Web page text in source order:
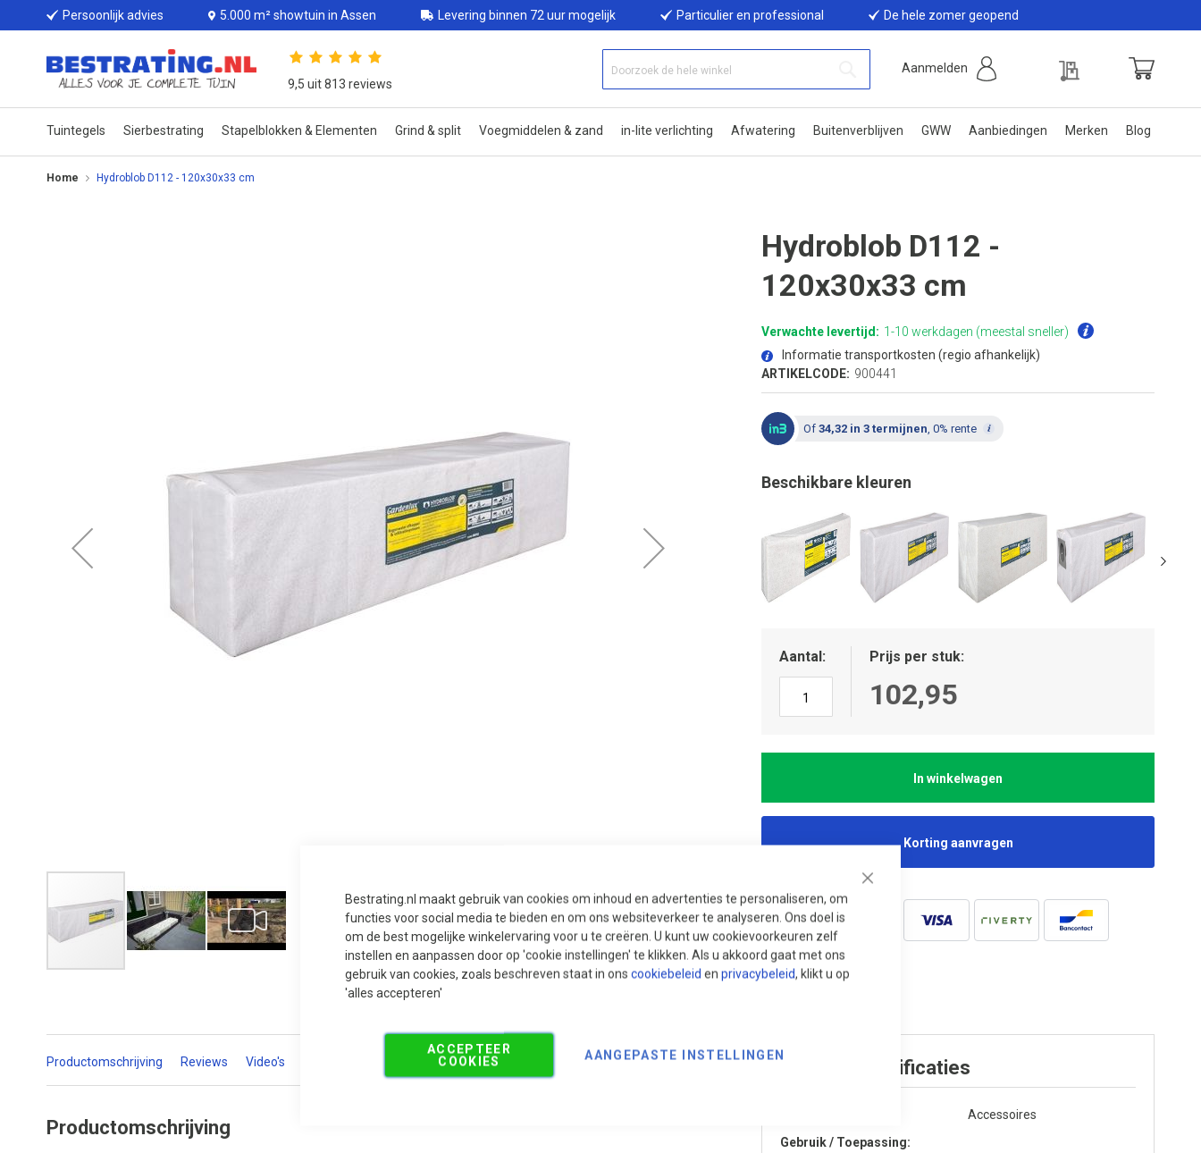
Bestrating.nl maakt gebruik van cookies om inhoud en advertenties te personaliseren, om
functies voor social media te bieden en om ons websiteverkeer te analyseren. Ons doel is
om de best mogelijke winkelervaring voor u te creëren. U kunt uw cookievoorkeuren zelf
instellen en aanpassen door op 'cookie instellingen' te klikken. Als u akkoord gaat met ons
gebruik van cookies, zoals beschreven staat in ons cookiebeleid en privacybeleid, klikt u op
'alles accepteren'
ACCEPTEER
COOKIES
AANGEPASTE INSTELLINGEN
Persoonlijk advies 5.000 m² showtuin in Assen Levering binnen 72 uur mogelijk Particulier en professional De hele zomer geopend
9,5 uit 813 reviews
Aanmelden
Tuintegels Sierbestrating Stapelblokken & Elementen Grind & split Voegmiddelen & zand in-lite verlichting Afwatering Buitenverblijven GWW Aanbiedingen Merken Blog
Home Hydroblob D112 - 120x30x33 cm
de
gallerij
Hydroblob D112 -
120x30x33 cm
Verwachte levertijd: 1-10 werkdagen (meestal sneller)
Informatie transportkosten (regio afhankelijk)
ARTIKELCODE: 900441
Of 34,32 in 3 termijnen, 0% rente
Beschikbare kleuren
Aantal Prijs per stuk
102,95
In winkelwagen
Korting aanvragen
Productomschrijving Reviews Video's
Productomschrijving
Product specificaties
Accessoires
Gebruik / Toepassing